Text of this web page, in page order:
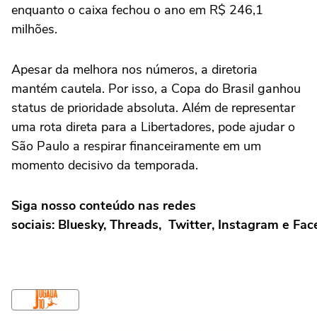
enquanto o caixa fechou o ano em R$ 246,1
milhões.
Apesar da melhora nos números, a diretoria
mantém cautela. Por isso, a Copa do Brasil ganhou
status de prioridade absoluta. Além de representar
uma rota direta para a Libertadores, pode ajudar o
São Paulo a respirar financeiramente em um
momento decisivo da temporada.
Siga nosso conteúdo nas redes
sociais: Bluesky, Threads, Twitter, Instagram e